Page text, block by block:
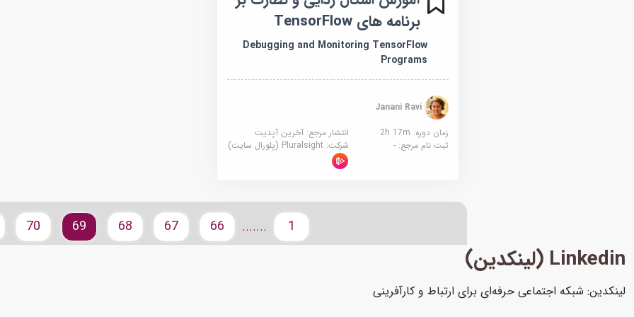
برنامه های TensorFlow
Debugging and Monitoring TensorFlow
Programs
زمان دوره: 2h 17m
انتشار مرجع: آخرین آپدیت
ثبت نام مرجع: - شرکت: Pluralsight (پلورال سایت)
1
.......
66
67
68
69
70
Linkedin (لینکدین)
لینکدین: شبکه اجتماعی حرفه‌ای برای ارتباط و کارآفرینی